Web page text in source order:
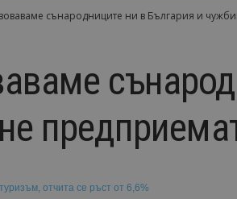
сънародниците ни в България и